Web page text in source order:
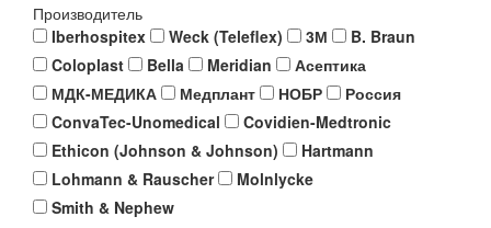
Производитель
Iberhospitex
Weck (Teleflex) 3М
B. Braun
Coloplast
Bella Meridian
Асептика
МДК-МЕДИКА
Медплант НОБР
Россия
ConvaTec-Unomedical
Covidien-Medtronic
Ethicon (Johnson & Johnson)
Hartmann
Lohmann & Rauscher
Molnlycke
Smith & Nephew